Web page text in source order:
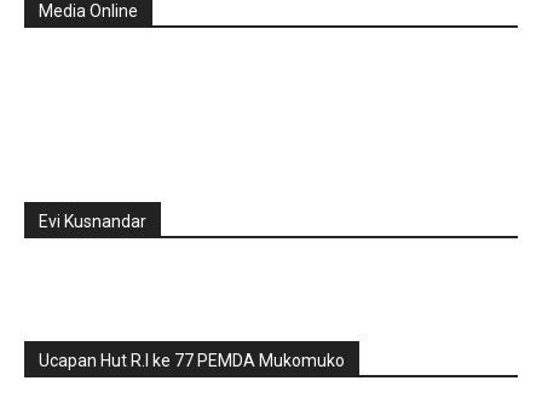
Media Online
Evi Kusnandar
Ucapan Hut R.I ke 77 PEMDA Mukomuko